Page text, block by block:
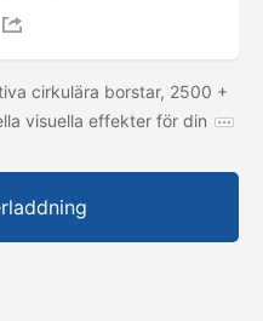
cirkulära borstar, 2500 +
visuella effekter för din